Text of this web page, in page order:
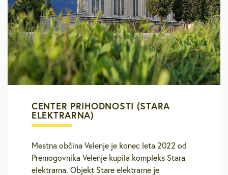
CENTER PRIHODNOSTI (STARA
ELEKTRARNA)
Mestna občina Velenje je konec leta 2022 od
Premogovnika Velenje kupila kompleks Stara
elektrarna. Objekt Stare elektrarne je